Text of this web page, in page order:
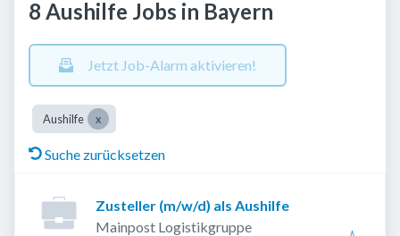
8 Aushilfe Jobs in Bayern
Jetzt Job-Alarm aktivieren!
Aushilfe
Suche zurücksetzen
Zusteller (m/w/d) als Aushilfe
Mainpost Logistikgruppe